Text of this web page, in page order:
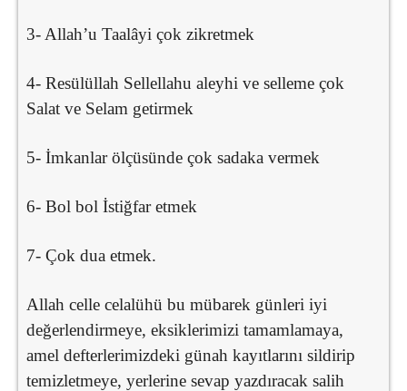
3- Allah’u Taalâyi çok zikretmek
4- Resülüllah Sellellahu aleyhi ve selleme çok
Salat ve Selam getirmek
5- İmkanlar ölçüsünde çok sadaka vermek
6- Bol bol İstiğfar etmek
7- Çok dua etmek.
Allah celle celalühü bu mübarek günleri iyi
değerlendirmeye, eksiklerimizi tamamlamaya,
amel defterlerimizdeki günah kayıtlarını sildirip
temizletmeye, yerlerine sevap yazdıracak salih